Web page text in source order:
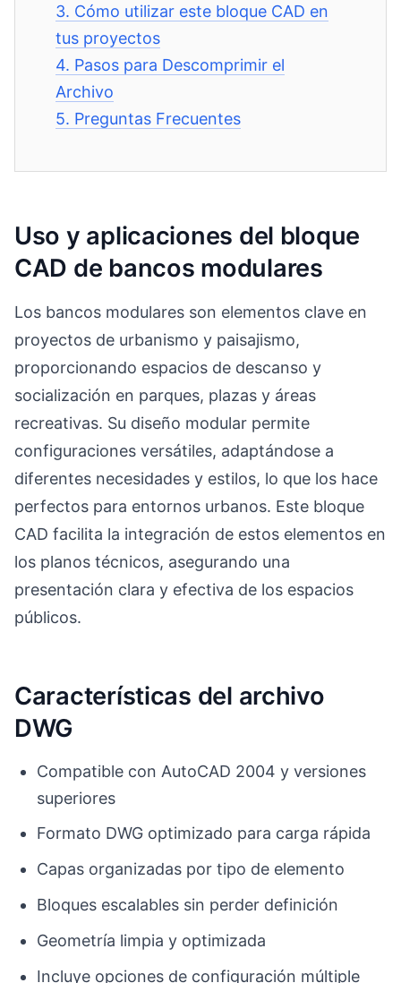
3. Cómo utilizar este bloque CAD en
tus proyectos
4. Pasos para Descomprimir el
Archivo
5. Preguntas Frecuentes
Uso y aplicaciones del bloque
CAD de bancos modulares
Los bancos modulares son elementos clave en
proyectos de urbanismo y paisajismo,
proporcionando espacios de descanso y
socialización en parques, plazas y áreas
recreativas. Su diseño modular permite
configuraciones versátiles, adaptándose a
diferentes necesidades y estilos, lo que los hace
perfectos para entornos urbanos. Este bloque
CAD facilita la integración de estos elementos en
los planos técnicos, asegurando una
presentación clara y efectiva de los espacios
públicos.
Características del archivo
DWG
Compatible con AutoCAD 2004 y versiones
superiores
Formato DWG optimizado para carga rápida
Capas organizadas por tipo de elemento
Bloques escalables sin perder definición
Geometría limpia y optimizada
Incluye opciones de configuración múltiple